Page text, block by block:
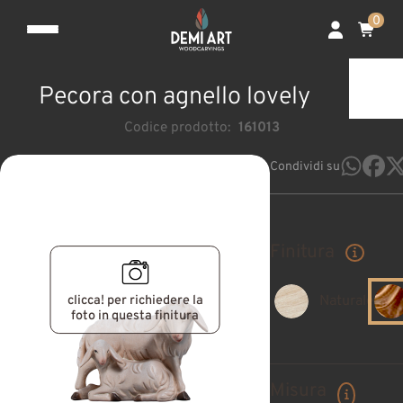
0
Pecora con agnello lovely
Codice prodotto: 161013
clicca! per richiedere la
foto in questa finitura
Condividi su